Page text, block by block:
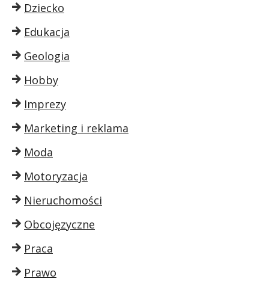
Dziecko
Edukacja
Geologia
Hobby
Imprezy
Marketing i reklama
Moda
Motoryzacja
Nieruchomości
Obcojęzyczne
Praca
Prawo